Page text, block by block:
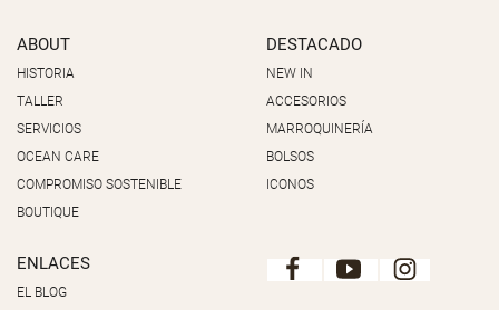
ABOUT
HISTORIA
TALLER
SERVICIOS
OCEAN CARE
COMPROMISO SOSTENIBLE
BOUTIQUE
DESTACADO
NEW IN
ACCESORIOS
MARROQUINERÍA
BOLSOS
ICONOS
ENLACES
EL BLOG